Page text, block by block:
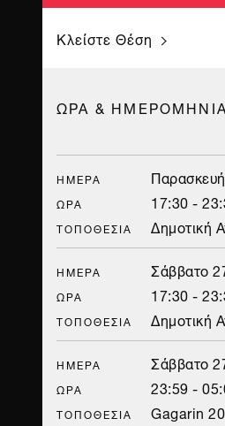
Κλείστε Θέση
ΩΡΑ &
ΗΜΈΡΑ
ΏΡΑ 17:30 -
ΤΟΠΟΘΕΣΊΑ Δημοτική
ΗΜΈΡΑ Σάββατο
ΏΡΑ 17:30 -
ΤΟΠΟΘΕΣΊΑ Δημοτική
ΗΜΈΡΑ Σάββατο
ΏΡΑ 23:59 -
ΤΟΠΟΘΕΣΊΑ Gagarin